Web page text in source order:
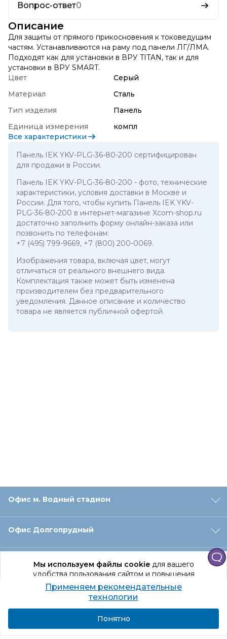
Мы используем файлы cookieдля вашего
удобства пользования сайтом и повышения
качества рекомендаций.
Продолжая использование сайта, вы даете
согласие на обработку персональных данных
Вопрос-ответ0
Описание
Для защиты от прямого прикосновения к токоведущим
частям. Устанавливаются на раму под панели ЛГ/ЛМА.
Подходят как для установки в ВРУ TITAN, так и для
установки в ВРУ SMART.
Цвет
Серый
Материал
Сталь
Тип изделия
Панель
Единица измерения
компл
Все характеристики
Панель IEK YKV-PLG-36-80-200 сертифицирован
для продажи в России.
Панель IEK YKV-PLG-36-80-200 - фото, технические
характеристики, условия доставки в Москве и
России. Для того, чтобы купить Панель IEK YKV-
PLG-36-80-200 в интернет-магазине Xcom-shop.ru
достаточно заполнить форму онлайн-заказа или
позвонить по телефонам:
+7 (495) 799-9669, +7 (800) 200-0069.
Изображения товара, включая цвет, могут
отличаться от реального внешнего вида.
Комплектация также может быть изменена
производителем без предварительного
уведомления. Данное описание и количество
товара не является публичной офертой.
Офис м. Водный стадион
Офис Долгопрудный
Офис Санкт‑Петербург
Оформление заказа
Применяем рекомендательные
технологии
Понятно